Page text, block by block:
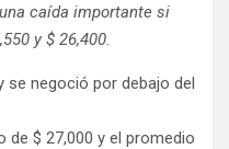
caída importante si
y $ 26,400.
negoció por debajo del
de $ 27,000 y el promedio